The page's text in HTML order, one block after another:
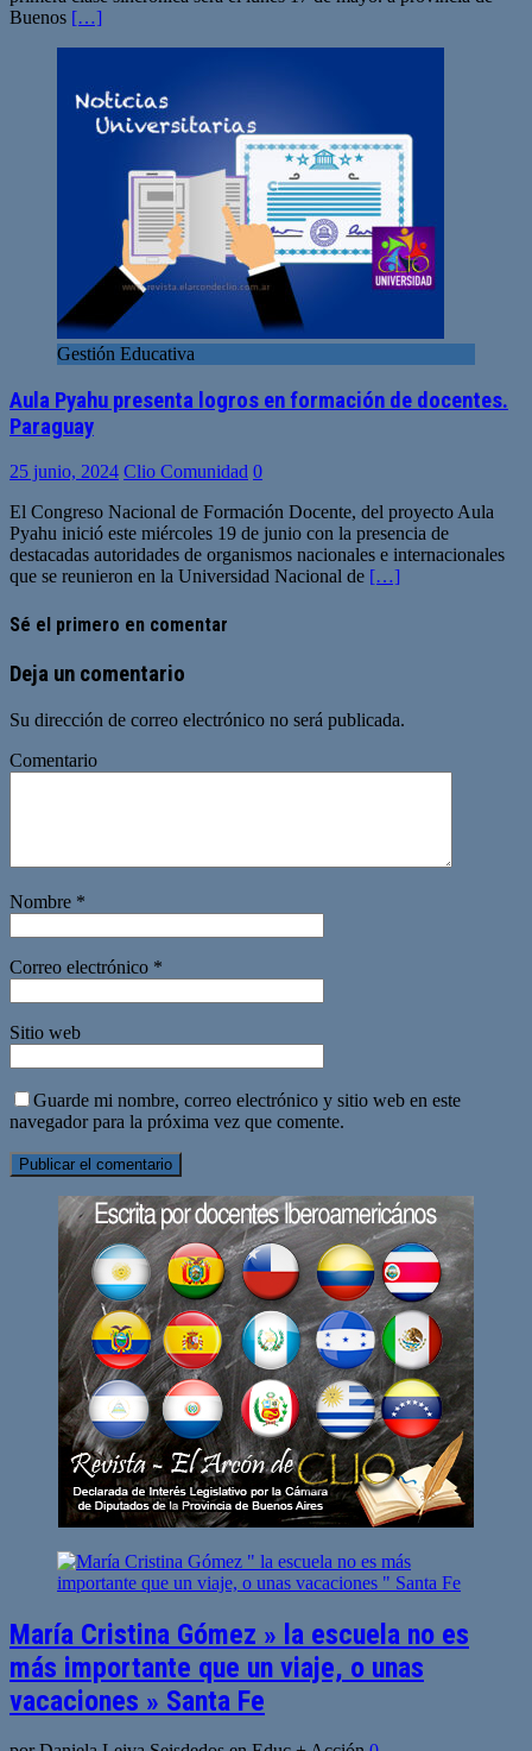
Buenos […]
Gestión Educativa
Aula Pyahu presenta logros en formación de docentes.
Paraguay
25 junio, 2024 Clio Comunidad 0
El Congreso Nacional de Formación Docente, del proyecto Aula
Pyahu inició este miércoles 19 de junio con la presencia de
destacadas autoridades de organismos nacionales e internacionales
que se reunieron en la Universidad Nacional de […]
Sé el primero en comentar
Deja un comentario
Su dirección de correo electrónico no será publicada.
Comentario
Nombre *
Correo electrónico *
Sitio web
Guarde mi nombre, correo electrónico y sitio web en este
navegador para la próxima vez que comente.
María Cristina Gómez » la escuela no es
más importante que un viaje, o unas
vacaciones » Santa Fe